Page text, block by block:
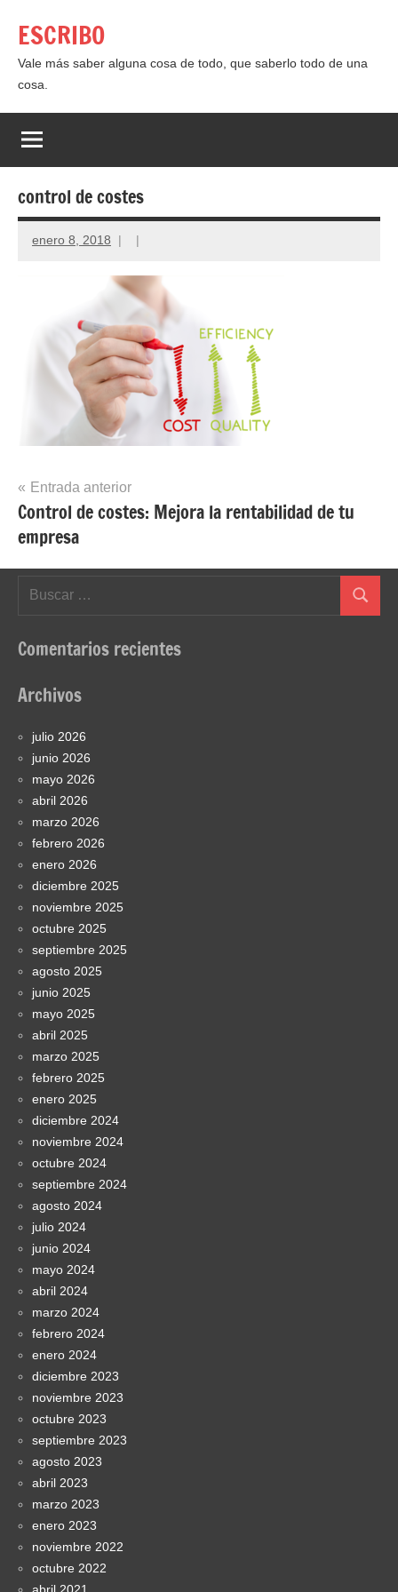
contenido
ESCRIBO
Vale más saber alguna cosa de todo, que saberlo todo de una
cosa.
control de costes
enero 8, 2018
Navegación
de
entradas
Entrada anterior
Control de costes: Mejora la rentabilidad de tu
empresa
Buscar
Comentarios recientes
Archivos
julio 2026
junio 2026
mayo 2026
abril 2026
marzo 2026
febrero 2026
enero 2026
diciembre 2025
noviembre 2025
octubre 2025
septiembre 2025
agosto 2025
junio 2025
mayo 2025
abril 2025
marzo 2025
febrero 2025
enero 2025
diciembre 2024
noviembre 2024
octubre 2024
septiembre 2024
agosto 2024
julio 2024
junio 2024
mayo 2024
abril 2024
marzo 2024
febrero 2024
enero 2024
diciembre 2023
noviembre 2023
octubre 2023
septiembre 2023
agosto 2023
abril 2023
marzo 2023
enero 2023
noviembre 2022
octubre 2022